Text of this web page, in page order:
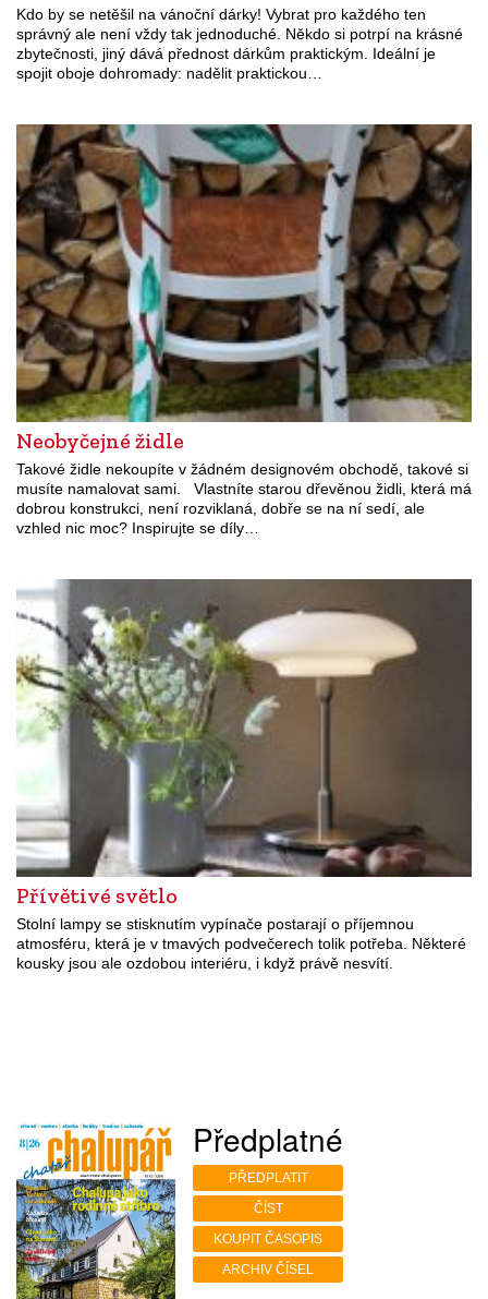
Kdo by se netěšil na vánoční dárky! Vybrat pro každého ten
správný ale není vždy tak jednoduché. Někdo si potrpí na krásné
zbytečnosti, jiný dává přednost dárkům praktickým. Ideální je
spojit oboje dohromady: nadělit praktickou…
Neobyčejné židle
Takové židle nekoupíte v žádném designovém obchodě, takové si
musíte namalovat sami. Vlastníte starou dřevěnou židli, která má
dobrou konstrukci, není rozviklaná, dobře se na ní sedí, ale
vzhled nic moc? Inspirujte se díly…
Přívětivé světlo
Stolní lampy se stisknutím vypínače postarají o příjemnou
atmosféru, která je v tmavých podvečerech tolik potřeba. Některé
kousky jsou ale ozdobou interiéru, i když právě nesvítí.
Předplatné
PŘEDPLATIT
ČÍST
KOUPIT ČASOPIS
ARCHIV ČÍSEL